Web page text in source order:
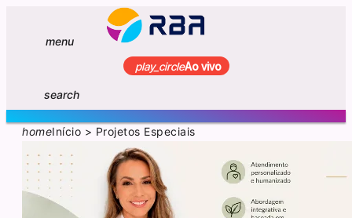
menu
play_circleAo vivo
search
homeInício > Projetos Especiais